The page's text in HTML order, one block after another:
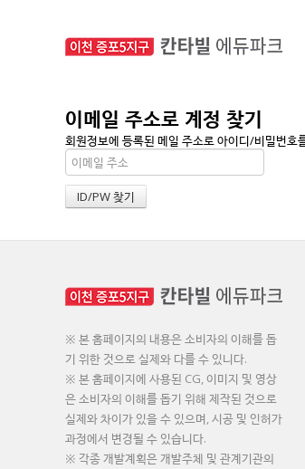
이메일 주소로 계정 찾기
회원정보에 등록된 메일 주소로 아이디/비밀번
※ 본 홈페이지의 내용은 소비자의 이해를 돕
기 위한 것으로 실제와 다를 수 있니다.
※ 본 홈페이지에 사용된 CG, 이미지 및 영상
은 소비자의 이해를 돕기 위해 제작된 것으로
실제와 차이가 있을 수 있으며, 시공 및 인허가
과정에서 변경될 수 있습니다.
※ 각종 개발계획은 개발주체 및 관계기관의